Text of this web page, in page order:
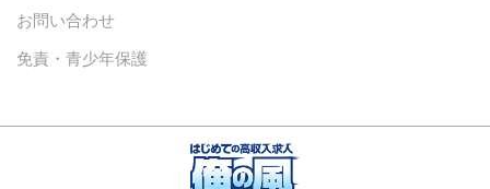
お問い合わせ
免責・青少年保護